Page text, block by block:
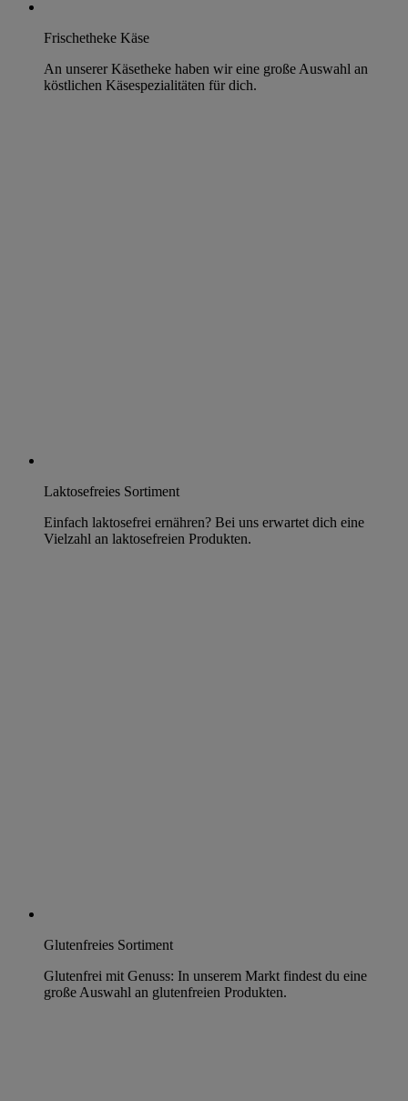
Frischetheke Käse
An unserer Käsetheke haben wir eine große Auswahl an
köstlichen Käsespezialitäten für dich.
Laktosefreies Sortiment
Einfach laktosefrei ernähren? Bei uns erwartet dich eine
Vielzahl an laktosefreien Produkten.
Glutenfreies Sortiment
Glutenfrei mit Genuss: In unserem Markt findest du eine
große Auswahl an glutenfreien Produkten.